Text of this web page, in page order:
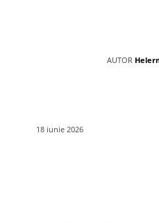
AUTOR
18 iunie 2026